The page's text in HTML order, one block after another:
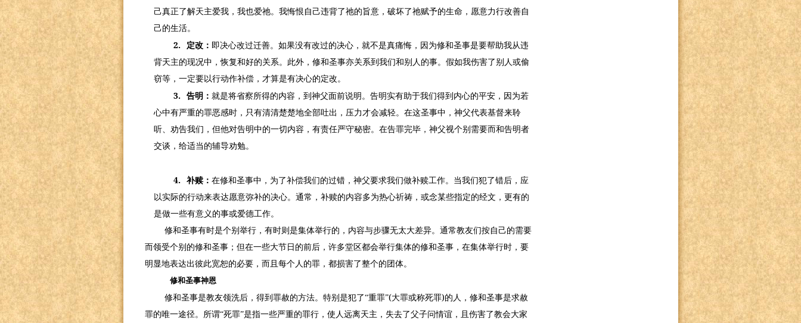
己真正了解天主爱我，我也爱祂。我悔恨自己违背了祂的旨意，破坏了祂赋予的生命，愿意力行改善自
己的生活。
2. 定改： 即决心改过迁善。如果没有改过的决心，就不是真痛悔，因为修和圣事是要帮助我从违
背天主的现况中，恢复和好的关系。此外，修和圣事亦关系到我们和别人的事。假如我伤害了别人或偷
窃等，一定要以行动作补偿，才算是有决心的定改。
3. 告明： 就是将省察所得的内容，到神父面前说明。告明实有助于我们得到内心的平安，因为若
心中有严重的罪恶感时，只有清清楚楚地全部吐出，压力才会减轻。在这圣事中，神父代表基督来聆
听、劝告我们，但他对告明中的一切内容，有责任严守秘密。在告罪完毕，神父视个别需要而和告明者
交谈，给适当的辅导劝勉。
4. 补赎： 在修和圣事中，为了补偿我们的过错，神父要求我们做补赎工作。当我们犯了错后，应
以实际的行动来表达愿意弥补的决心。通常，补赎的内容多为热心祈祷，或念某些指定的经文，更有的
是做一些有意义的事或爱德工作。
修和圣事有时是个别举行，有时则是集体举行的，内容与步骤无太大差异。通常教友们按自己的需要
而领受个别的修和圣事；但在一些大节日的前后，许多堂区都会举行集体的修和圣事，在集体举行时，要
明显地表达出彼此宽恕的必要，而且每个人的罪，都损害了整个的团体。
修和圣事神恩
修和圣事是教友领洗后，得到罪赦的方法。特别是犯了“重罪”(大罪或称死罪)的人，修和圣事是求赦
罪的唯一途径。所谓“死罪”是指一些严重的罪行，使人远离天主，失去了父子问情谊，且伤害了教会大家